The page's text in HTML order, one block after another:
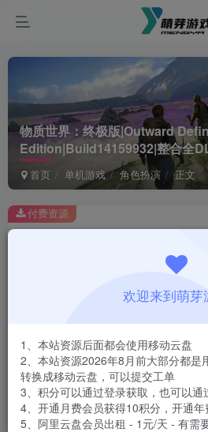
物质世界：终极版|Outward
Edition|Build14159932|整合全
首页 单机游戏 角色扮演 正文
此内容为付费资源，请付费后查看
￥1
免费
安装包大小
游戏本体大小
付费资源
欢迎来到萌芽
1、本站资源后面都会使用移动云盘
2、本站资源2026年8月前大部分都是
转换成移动云盘，可以提交工单
3、积分可以通过登录获取，也可以通
4、开通月费会员获得10积分，开通
5、阿里云盘会员出租 - 1元/天 - 有需